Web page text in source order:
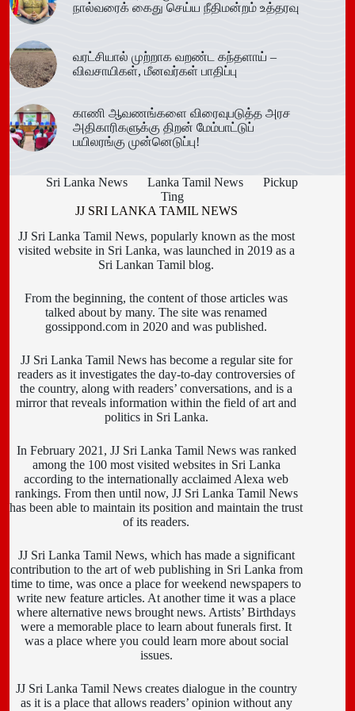
நால்வரைக் கைது செய்ய நீதிமன்றம் உத்தரவு
வரட்சியால் முற்றாக வறண்ட கந்தளாய் –
விவசாயிகள், மீனவர்கள் பாதிப்பு
காணி ஆவணங்களை விரைவுபடுத்த அரச
அதிகாரிகளுக்கு திறன் மேம்பாட்டுப்
பயிலரங்கு முன்னெடுப்பு!
Sri Lanka News Lanka Tamil News
Pickup
Ting
JJ SRI LANKA TAMIL NEWS
JJ Sri Lanka Tamil News, popularly known as the most
visited website in Sri Lanka, was launched in 2019 as a
Sri Lankan Tamil blog.
From the beginning, the content of those articles was
talked about by many. The site was renamed
gossippond.com in 2020 and was published.
JJ Sri Lanka Tamil News has become a regular site for
readers as it investigates the day-to-day controversies of
the country, along with readers’ conversations, and is a
mirror that reveals information within the field of art and
politics in Sri Lanka.
In February 2021, JJ Sri Lanka Tamil News was ranked
among the 100 most visited websites in Sri Lanka
according to the internationally acclaimed Alexa web
rankings. From then until now, JJ Sri Lanka Tamil News
has been able to maintain its position and maintain the trust
of its readers.
JJ Sri Lanka Tamil News, which has made a significant
contribution to the art of web publishing in Sri Lanka from
time to time, was once a place for weekend newspapers to
write new feature articles. At another time it was a place
where alternative news brought news. Artists’ Birthdays
were a memorable place to learn about funerals first. It
was a place where you could learn more about social
issues.
JJ Sri Lanka Tamil News creates dialogue in the country
as it is a place that allows readers’ opinion without any